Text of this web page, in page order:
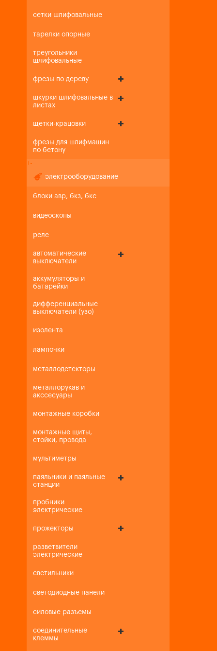
сетки шлифовальные
тарелки опорные
треугольники
шлифовальные
фрезы по дереву
шкурки шлифовальные в
листах
щетки-крацовки
фрезы для шлифмашин
по бетону
+-
электрооборудование
блоки авр, бкз, бкс
видеоскопы
реле
автоматические
выключатели
аккумуляторы и
батарейки
дифференциальные
выключатели (узо)
изолента
лампочки
металлодетекторы
металлорукав и
акссесуары
монтажные коробки
монтажные щиты,
стойки, провода
мультиметры
паяльники и паяльные
станции
пробники
электрические
прожекторы
разветвители
электрические
светильники
светодиодные панели
силовые разъемы
соединительные
клеммы